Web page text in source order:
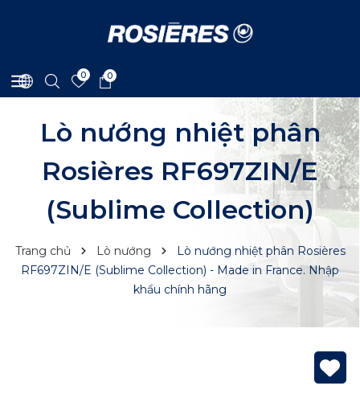
0 0
Lò nướng nhiệt phân
Rosières RF697ZIN/E
(Sublime Collection)
Trang chủ Lò nướng
Lò nướng nhiệt phân Rosières
RF697ZIN/E (Sublime Collection) - Made in France. Nhập
khẩu chính hãng